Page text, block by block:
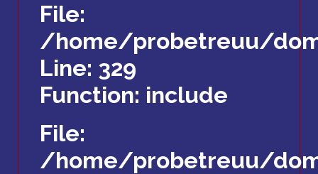
File:
/home/probetreuu/
Line: 329
Function: include
File:
/home/probetreuu/